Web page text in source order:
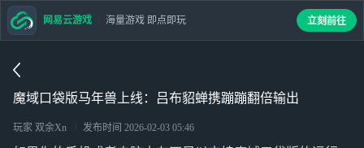
魔域口袋版马年兽上线：吕布貂蝉携蹦蹦翻倍输出
玩家 双余Xn 发布时间 2026-02-03 05:46
网易云游戏 海量游戏 即点即玩 立刻前往